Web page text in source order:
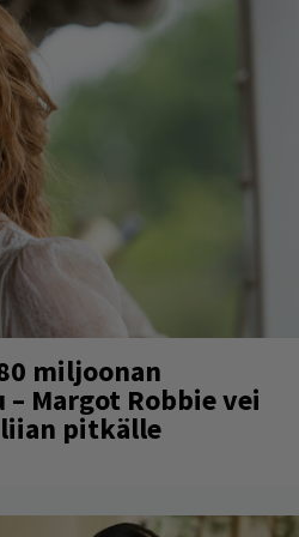
miljoonan
Margot Robbie vei
pitkälle